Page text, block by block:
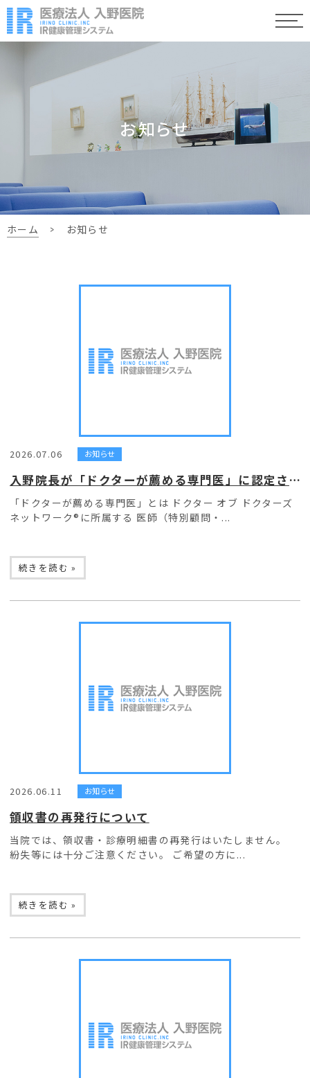
お知らせ
ホーム > お知らせ
2026.07.06 お知らせ
入野院長が「ドクターが薦める専門医」に認定されました。
「ドクターが薦める専門医」とは ドクター オブ ドクターズ
ネットワーク®に所属する 医師（特別顧問・...
続きを読む »
2026.06.11 お知らせ
領収書の再発行について
当院では、領収書・診療明細書の再発行はいたしません。
紛失等には十分ご注意ください。 ご希望の方に...
続きを読む »